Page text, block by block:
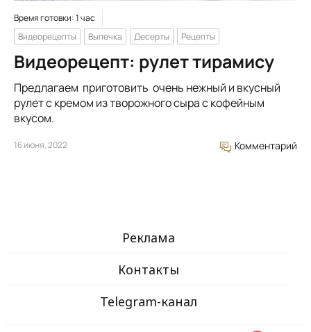
Время готовки: 1 час
Видеорецепты
Выпечка Десерты Рецепты
Видеорецепт: рулет тирамису
Предлагаем приготовить очень нежный и вкусный
рулет с кремом из творожного сыра с кофейным
вкусом.
16 июня, 2022 Комментарий
Реклама
Контакты
Telegram-канал